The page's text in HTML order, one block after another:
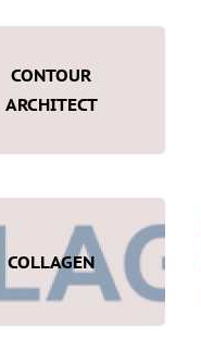
CONTOUR
ARCHITECT
COLLAGEN